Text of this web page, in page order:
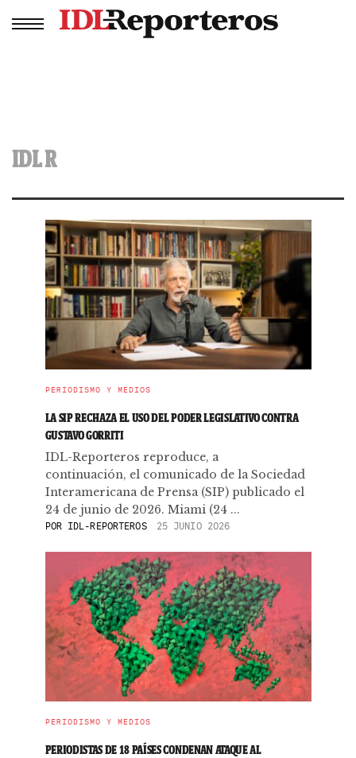
IDL R
PERIODISMO Y MEDIOS
LA SIP RECHAZA EL USO DEL PODER LEGISLATIVO CONTRA
GUSTAVO GORRITI
IDL-Reporteros reproduce, a
continuación, el comunicado de la Sociedad
Interamericana de Prensa (SIP) publicado el
24 de junio de 2026. Miami (24 ...
POR IDL-REPORTEROS 25 JUNIO 2026
PERIODISMO Y MEDIOS
PERIODISTAS DE 18 PAÍSES CONDENAN ATAQUE AL